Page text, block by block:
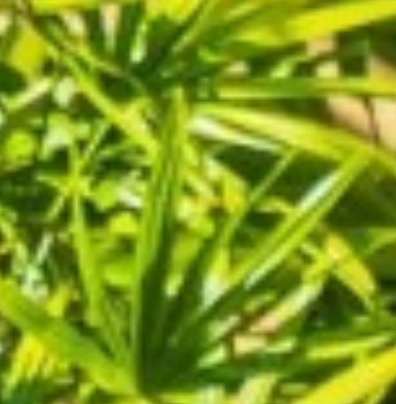
Modificar cookies
Técnicas y funcionales
Siempre activas